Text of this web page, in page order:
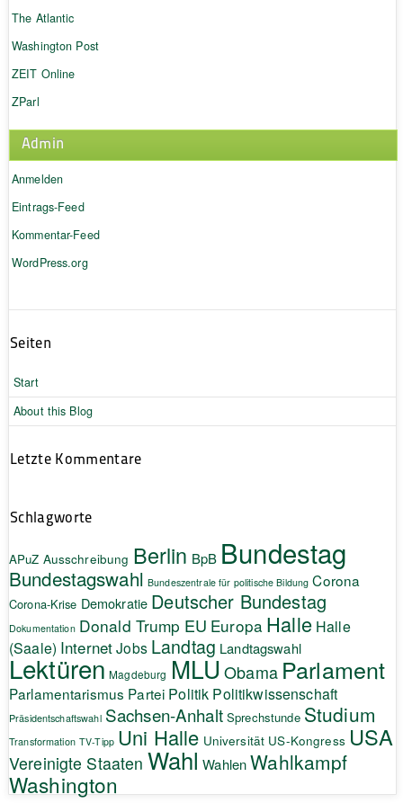
The Atlantic
Washington Post
ZEIT Online
ZParl
Admin
Anmelden
Eintrags-Feed
Kommentar-Feed
WordPress.org
Seiten
Start
About this Blog
Letzte Kommentare
Schlagworte
APuZ Ausschreibung Berlin BpB Bundestag
Bundestagswahl Bundeszentrale für politische Bildung Corona
Corona-Krise Demokratie Deutscher Bundestag
Dokumentation Donald Trump EU Europa Halle Halle
(Saale) InternetJobs Landtag Landtagswahl
Lektüren Magdeburg MLU Obama Parlament
Parlamentarismus Partei Politik Politikwissenschaft
Präsidentschaftswahl Sachsen-Anhalt Sprechstunde Studium
Transformation TV-Tipp Uni Halle Universität US-Kongress USA
Vereinigte Staaten Wahl Wahlen Wahlkampf
Washington